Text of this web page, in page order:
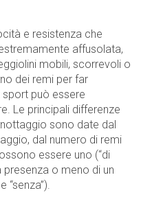
e resistenza che
affusolata,
mobili, scorrevoli o
dei remi per far
sport può essere
Le principali differenze
sono date dal
dal numero di remi
essere uno (“di
presenza o meno di un
“senza”).